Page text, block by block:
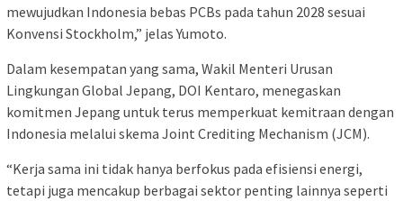
mewujudkan Indonesia bebas PCBs pada tahun 2028 sesuai
Konvensi Stockholm,” jelas Yumoto.
Dalam kesempatan yang sama, Wakil Menteri Urusan
Lingkungan Global Jepang, DOI Kentaro, menegaskan
komitmen Jepang untuk terus memperkuat kemitraan dengan
Indonesia melalui skema Joint Crediting Mechanism (JCM).
“Kerja sama ini tidak hanya berfokus pada efisiensi energi,
tetapi juga mencakup berbagai sektor penting lainnya seperti